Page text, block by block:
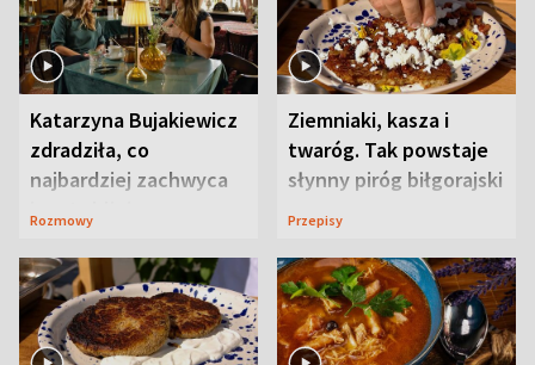
Katarzyna Bujakiewicz
zdradziła, co
najbardziej zachwyca
ją w Lublinie
Rozmowy
Ziemniaki, kasza i
twaróg. Tak powstaje
słynny piróg biłgorajski
Przepisy